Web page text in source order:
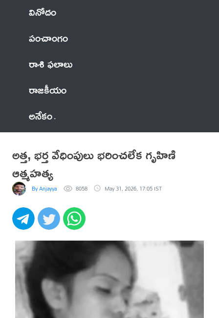
వినోదం
పంచాంగం
రాశి ఫలాలు
రాజకీయం
అనేకం
అత్త, భర్త వేధింపులు భరించలేక గృహిణి
ఆత్మహత్య
By Anjayya 8058 May 31, 2026, 17:05 IST